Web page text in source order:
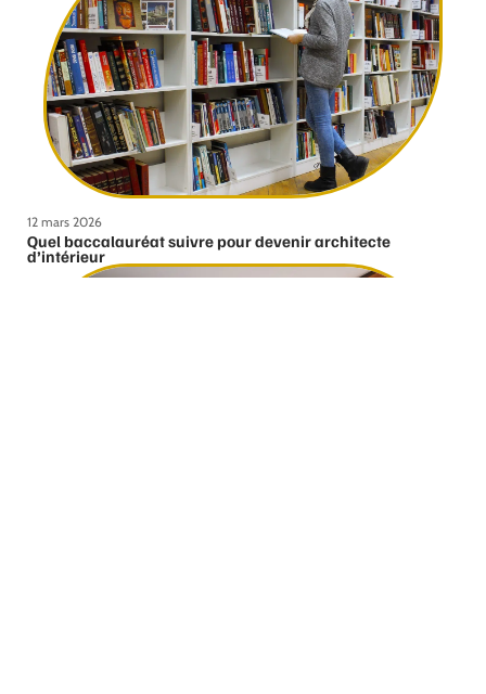
12 mars 2026
Quel baccalauréat suivre pour devenir architecte
d’intérieur